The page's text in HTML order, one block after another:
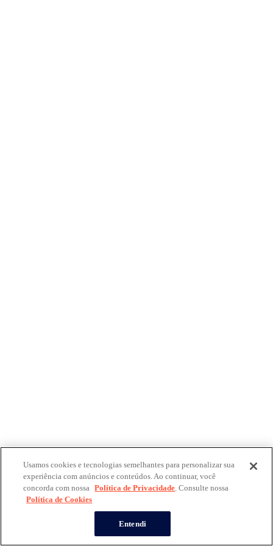
Usamos cookies e tecnologias semelhantes para personalizar sua
experiência com anúncios e conteúdos. Ao continuar, você
concorda com nossa Política de Privacidade. Consulte nossa
Política de Cookies
Entendi